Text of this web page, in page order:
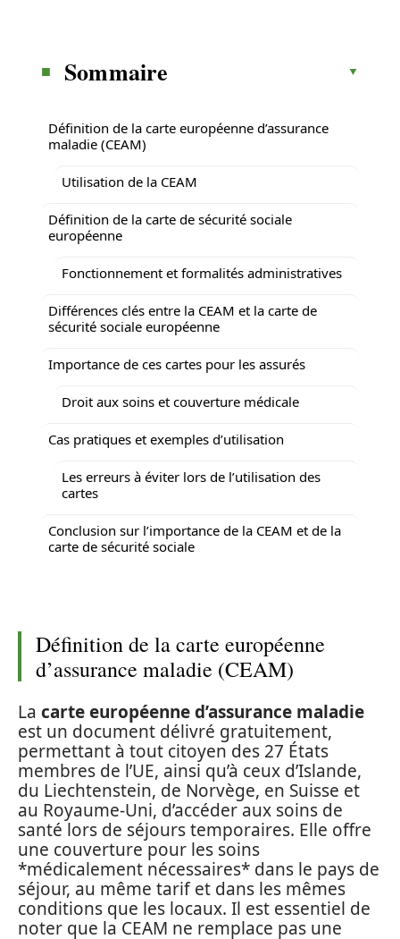
Sommaire
Définition de la carte européenne d’assurance
maladie (CEAM)
Utilisation de la CEAM
Définition de la carte de sécurité sociale
européenne
Fonctionnement et formalités administratives
Différences clés entre la CEAM et la carte de
sécurité sociale européenne
Importance de ces cartes pour les assurés
Droit aux soins et couverture médicale
Cas pratiques et exemples d’utilisation
Les erreurs à éviter lors de l’utilisation des
cartes
Conclusion sur l’importance de la CEAM et de la
carte de sécurité sociale
Définition de la carte européenne
d’assurance maladie (CEAM)
La carte européenne d’assurance maladie
est un document délivré gratuitement,
permettant à tout citoyen des 27 États
membres de l’UE, ainsi qu’à ceux d’Islande,
du Liechtenstein, de Norvège, en Suisse et
au Royaume-Uni, d’accéder aux soins de
santé lors de séjours temporaires. Elle offre
une couverture pour les soins
*médicalement nécessaires* dans le pays de
séjour, au même tarif et dans les mêmes
conditions que les locaux. Il est essentiel de
noter que la CEAM ne remplace pas une